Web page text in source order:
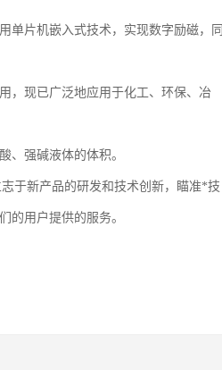
单片机嵌入式技术，实现数字励磁，同
，现已广泛地应用于化工、环保、冶
、强碱液体的体积。
于新产品的研发和技术创新，瞄准*技
的用户提供的服务。